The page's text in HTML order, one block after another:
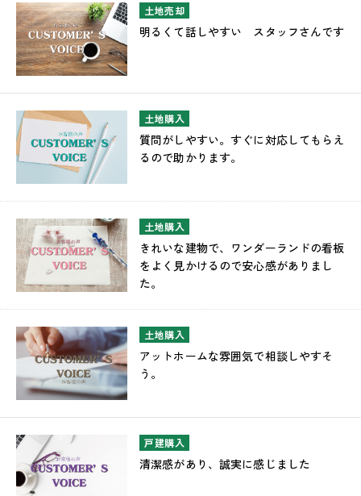
土地売却
明るくて話しやすい スタッフさんです
土地購入
質問がしやすい。すぐに対応してもらえ
るので助かります。
土地購入
きれいな建物で、ワンダーランドの看板
をよく見かけるので安心感がありまし
た。
土地購入
アットホームな雰囲気で相談しやすそ
う。
戸建購入
清潔感があり、誠実に感じました